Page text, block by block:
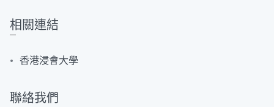
相關連結
香港浸會大學
聯絡我們